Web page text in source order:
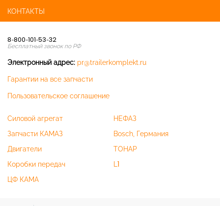
КОНТАКТЫ
8-800-101-53-32
Бесплатный звонок по РФ
Электронный адрес: pr@trailerkomplekt.ru
Гарантии на все запчасти
Пользовательское соглашение
Силовой агрегат
Запчасти КАМАЗ
Двигатели
Коробки передач
ЦФ КАМА
НЕФАЗ
Bosch, Германия
ТОНАР
L1